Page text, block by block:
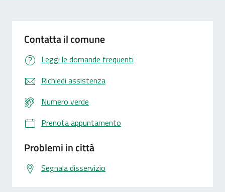
Contatta il comune
Leggi le domande frequenti
Richiedi assistenza
Numero verde
Prenota appuntamento
Problemi in città
Segnala disservizio